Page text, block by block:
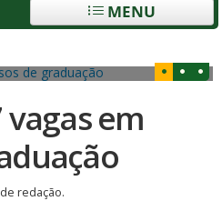
MENU
vagas em
redação.